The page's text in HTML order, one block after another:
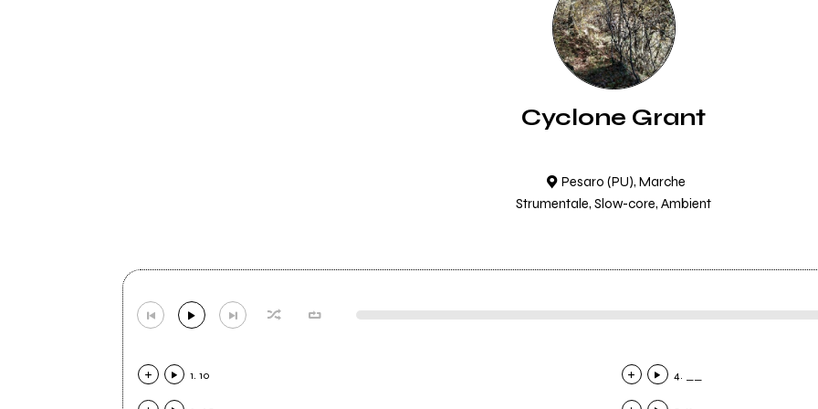
Cyclone Grant
Pesaro (PU), Marche
Strumentale, Slow-core, Ambient
1. 10 4. __